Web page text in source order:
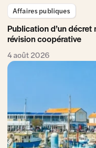
Affaires publiques
Publication d’un
révision coopérative
4 août 2026